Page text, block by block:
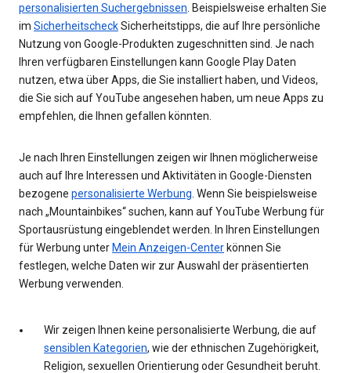
personalisierten Suchergebnissen . Beispielsweise erhalten Sie
im SicherheitscheckSicherheitstipps, die auf Ihre persönliche
Nutzung von Google-Produkten zugeschnitten sind. Je nach
Ihren verfügbaren Einstellungen kann Google Play Daten
nutzen, etwa über Apps, die Sie installiert haben, und Videos,
die Sie sich auf YouTube angesehen haben, um neue Apps zu
empfehlen, die Ihnen gefallen könnten.
Je nach Ihren Einstellungen zeigen wir Ihnen möglicherweise
auch auf Ihre Interessen und Aktivitäten in Google-Diensten
bezogene personalisierte Werbung . Wenn Sie beispielsweise
nach „Mountainbikes“ suchen, kann auf YouTube Werbung für
Sportausrüstung eingeblendet werden. In Ihren Einstellungen
für Werbung unter Mein Anzeigen-Center können Sie
festlegen, welche Daten wir zur Auswahl der präsentierten
Werbung verwenden.
Wir zeigen Ihnen keine personalisierte Werbung, die auf
sensiblen Kategorien, wie der ethnischen Zugehörigkeit,
Religion, sexuellen Orientierung oder Gesundheit beruht.